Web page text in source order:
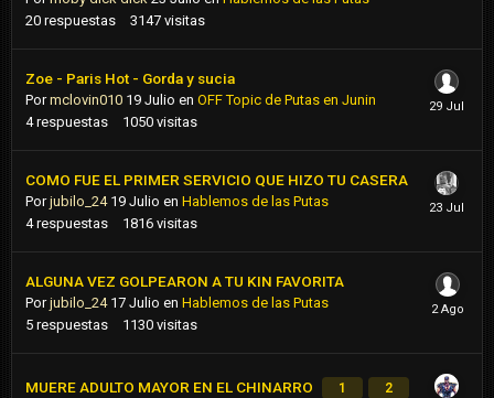
20 respuestas 3147 visitas
Zoe - Paris Hot - Gorda y sucia
Pormclovin010 19 Julio en OFF Topic de Putas en Junin
4 respuestas 1050 visitas
COMO FUE EL PRIMER SERVICIO QUE HIZO TU CASERA
Porjubilo_24 19 Julio en Hablemos de las Putas
4 respuestas 1816 visitas
ALGUNA VEZ GOLPEARON A TU KIN FAVORITA
Porjubilo_24 17 Julio en Hablemos de las Putas
5 respuestas 1130 visitas
MUERE ADULTO MAYOR EN EL CHINARRO 1 2